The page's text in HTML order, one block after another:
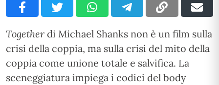
Together di Michael Shanks non è un film sulla
crisi della coppia, ma sulla crisi del mito della
coppia come unione totale e salvifica. La
sceneggiatura impiega i codici del body